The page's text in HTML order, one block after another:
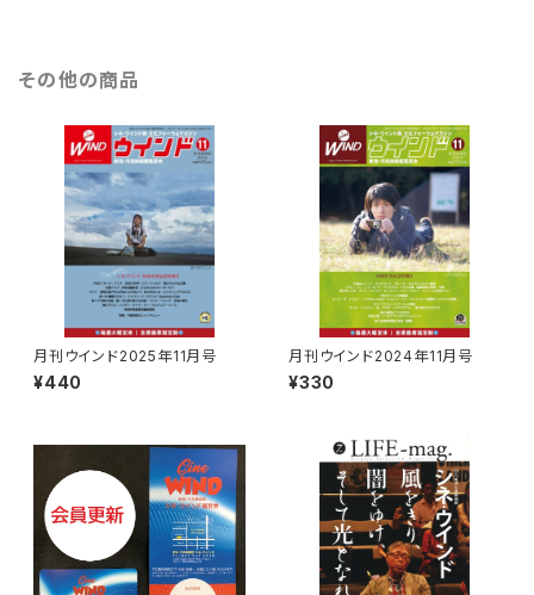
その他の商品
月刊ウインド2025年11月号
¥440
月刊ウインド2024年11月号
¥330